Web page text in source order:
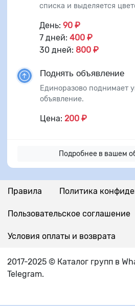
списка и выделяется
День: 90 ₽
7 дней: 400 ₽
30 дней: 800 ₽
Поднять объявление
Единоразово поднимает
объявление.
Цена: 200 ₽
Подробнее в вашем
Правила Политика
Пользовательское соглашение
Условия оплаты и возврата
2017-2025 © Каталог групп в
Telegram.